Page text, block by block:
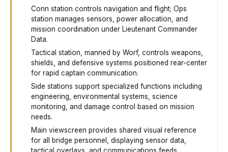
Conn station controls navigation and flight; Ops
station manages sensors, power allocation, and
mission coordination under Lieutenant Commander
Data.
Tactical station, manned by Worf, controls weapons,
shields, and defensive systems positioned rear-center
for rapid captain communication.
Side stations support specialized functions including
engineering, environmental systems, science
monitoring, and damage control based on mission
needs.
Main viewscreen provides shared visual reference
for all bridge personnel, displaying sensor data,